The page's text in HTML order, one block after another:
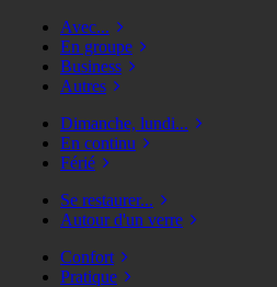
Avec...
En groupe
Business
Autres
Dimanche, lundi...
En continu
Férié
Se restaurer...
Autour d'un verre
Confort
Pratique